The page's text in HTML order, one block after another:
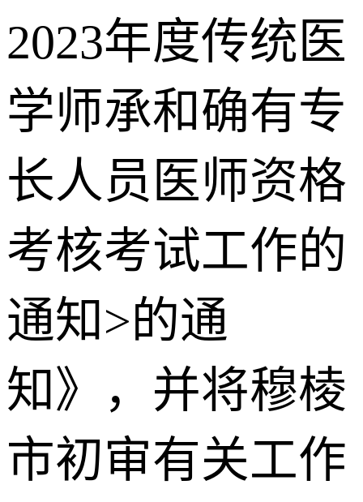
2023年度传统医
学师承和确有专
长人员医师资格
考核考试工作的
通知>的通
知》，并将穆棱
市初审有关工作